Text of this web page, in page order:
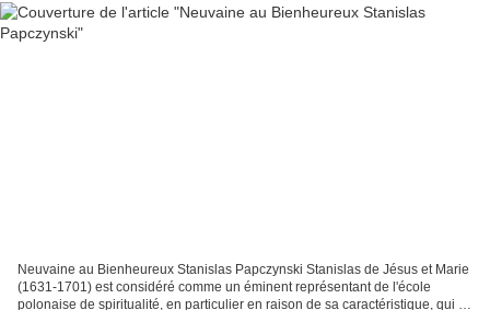
Neuvaine au Bienheureux Stanislas Papczynski Stanislas de Jésus et Marie
(1631-1701) est considéré comme un éminent représentant de l'école
polonaise de spiritualité, en particulier en raison de sa caractéristique, qui fut